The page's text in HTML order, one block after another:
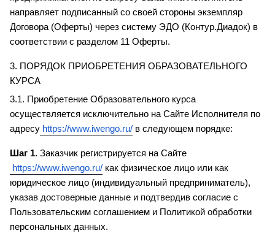
направляет подписанный со своей стороны экземпляр
Договора (Оферты) через систему ЭДО (Контур.Диадок) в
соответствии с разделом 11 Оферты.
3. ПОРЯДОК ПРИОБРЕТЕНИЯ ОБРАЗОВАТЕЛЬНОГО
КУРСА
3.1. Приобретение Образовательного курса
осуществляется исключительно на Сайте Исполнителя по
адресу https://www.iwengo.ru/ в следующем порядке:
Шаг 1. Заказчик регистрируется на Сайте
https://www.iwengo.ru/ как физическое лицо или как
юридическое лицо (индивидуальный предприниматель),
указав достоверные данные и подтвердив согласие с
Пользовательским соглашением и Политикой обработки
персональных данных.